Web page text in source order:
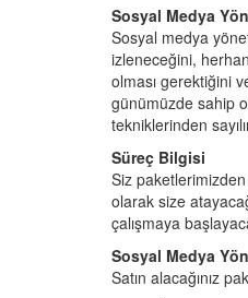
Sosyal Medya
Sosyal medya
izleneceğini,
olması gerektiğini
günümüzde sahip
tekniklerinden
Süreç Bilgisi
Siz
olarak size
çalışmaya
Sosyal Medya
Satın alacağınız